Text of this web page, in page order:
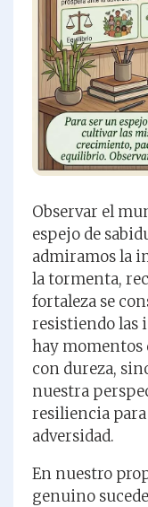
Observar el
espejo de
admiramos la
la tormenta,
fortaleza se
resistiendo las
hay momentos
con dureza,
nuestra
resiliencia
adversidad.
En nuestro
genuino